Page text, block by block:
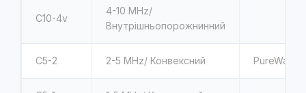
C10-4v
4-10 MHz/
Внутрішньопорожнинний
C5-2 2-5 MHz/ Конвексний PureWave